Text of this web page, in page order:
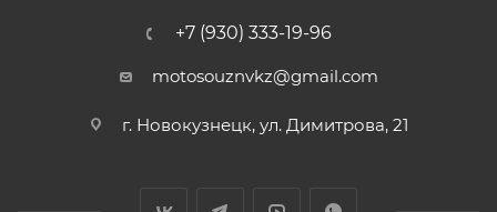
+7 (930) 333-19-96
motosouznvkz@gmail.com
г. Новокузнецк, ул. Димитрова, 21